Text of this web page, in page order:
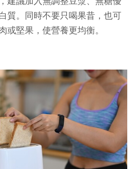
質。同時不要只喝果昔，也可
或堅果，使營養更均衡。